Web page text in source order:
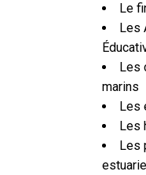
Le
Les
Les
marins
Les
Les
Les